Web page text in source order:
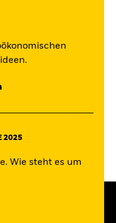
2025
Wie steht es um